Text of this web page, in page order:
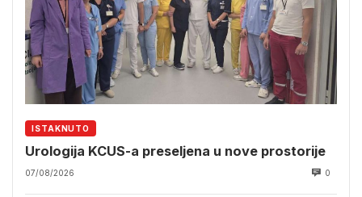
ISTAKNUTO
Urologija KCUS-a preseljena u nove prostorije
07/08/2026 0